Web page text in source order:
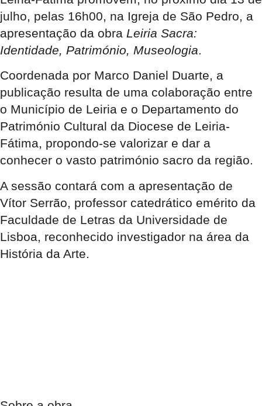
julho, pelas 16h00, na Igreja de São Pedro, a
apresentação da obra Leiria Sacra:
Identidade, Património, Museologia.
Coordenada por Marco Daniel Duarte, a
publicação resulta de uma colaboração entre
o Município de Leiria e o Departamento do
Património Cultural da Diocese de Leiria-
Fátima, propondo-se valorizar e dar a
conhecer o vasto património sacro da região.
A sessão contará com a apresentação de
Vítor Serrão, professor catedrático emérito da
Faculdade de Letras da Universidade de
Lisboa, reconhecido investigador na área da
História da Arte.